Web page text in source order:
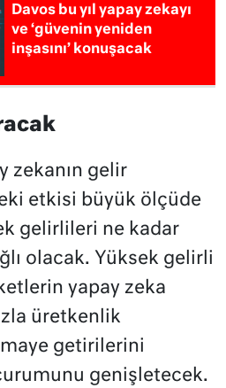
Davos bu yıl yapay zekayı
ve ‘güvenin yeniden
inşasını’ konuşacak
zekanın gelir
etkisi büyük ölçüde
gelirlileri ne kadar
olacak. Yüksek gelirli
yapay zeka
üretkenlik
getirilerini
genişletecek.